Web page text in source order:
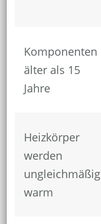
Komponenten
älter als 15
Jahre
Heizkörper
werden
ungleichmäßig
warm